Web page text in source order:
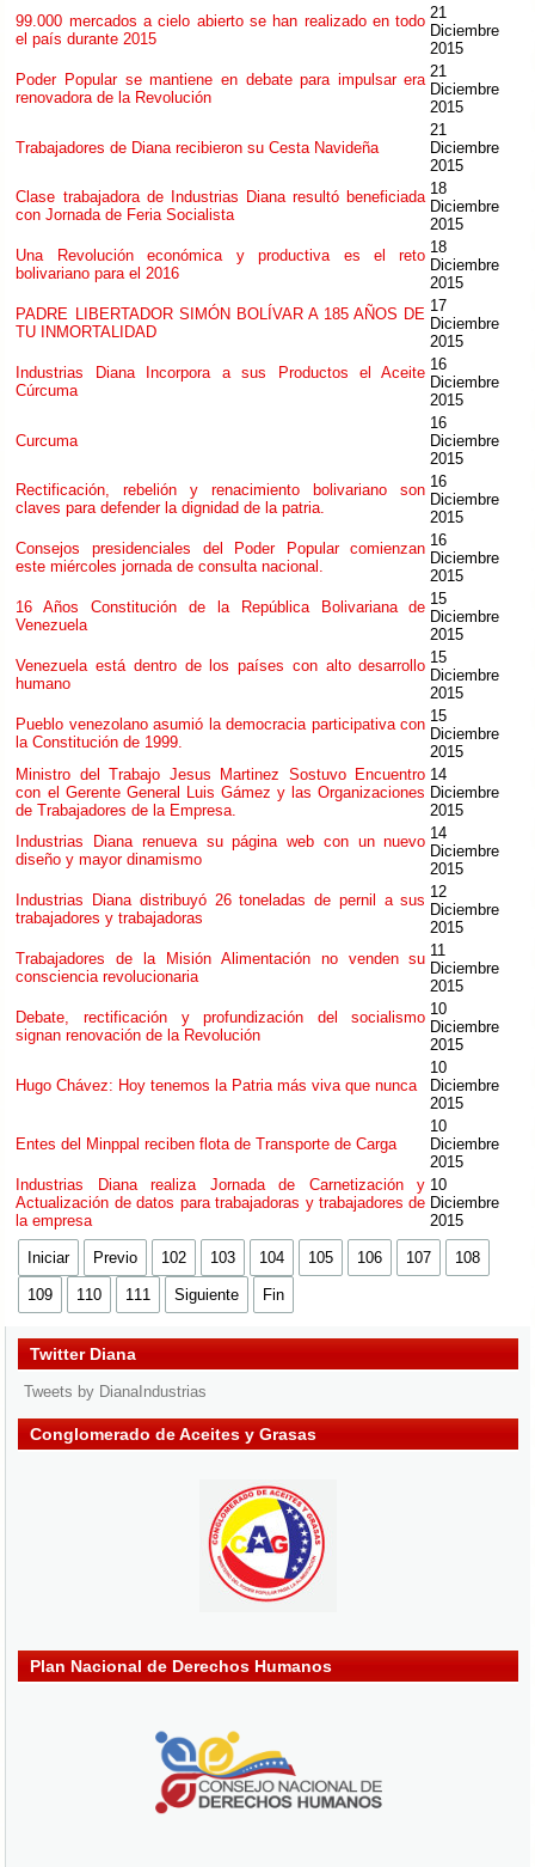
99.000 mercados a cielo abierto se han realizado en todo
el país durante 2015
21
Diciembre
2015
Poder Popular se mantiene en debate para impulsar era
renovadora de la Revolución
21
Diciembre
2015
Trabajadores de Diana recibieron su Cesta Navideña
21
Diciembre
2015
Clase trabajadora de Industrias Diana resultó beneficiada
con Jornada de Feria Socialista
18
Diciembre
2015
Una Revolución económica y productiva es el reto
bolivariano para el 2016
18
Diciembre
2015
PADRE LIBERTADOR SIMÓN BOLÍVAR A 185 AÑOS DE
TU INMORTALIDAD
17
Diciembre
2015
Industrias Diana Incorpora a sus Productos el Aceite
Cúrcuma
16
Diciembre
2015
Curcuma
16
Diciembre
2015
Rectificación, rebelión y renacimiento bolivariano son
claves para defender la dignidad de la patria.
16
Diciembre
2015
Consejos presidenciales del Poder Popular comienzan
este miércoles jornada de consulta nacional.
16
Diciembre
2015
16 Años Constitución de la República Bolivariana de
Venezuela
15
Diciembre
2015
Venezuela está dentro de los países con alto desarrollo
humano
15
Diciembre
2015
Pueblo venezolano asumió la democracia participativa con
la Constitución de 1999.
15
Diciembre
2015
Ministro del Trabajo Jesus Martinez Sostuvo Encuentro
con el Gerente General Luis Gámez y las Organizaciones
de Trabajadores de la Empresa.
14
Diciembre
2015
Industrias Diana renueva su página web con un nuevo
diseño y mayor dinamismo
14
Diciembre
2015
Industrias Diana distribuyó 26 toneladas de pernil a sus
trabajadores y trabajadoras
12
Diciembre
2015
Trabajadores de la Misión Alimentación no venden su
consciencia revolucionaria
11
Diciembre
2015
Debate, rectificación y profundización del socialismo
signan renovación de la Revolución
10
Diciembre
2015
Hugo Chávez: Hoy tenemos la Patria más viva que nunca
10
Diciembre
2015
Entes del Minppal reciben flota de Transporte de Carga
10
Diciembre
2015
Industrias Diana realiza Jornada de Carnetización y
Actualización de datos para trabajadoras y trabajadores de
la empresa
10
Diciembre
2015
Iniciar Previo 102 103 104 105 106 107 108
109 110 111 Siguiente Fin
Twitter Diana
Tweets by DianaIndustrias
Conglomerado de Aceites y Grasas
Plan Nacional de Derechos Humanos